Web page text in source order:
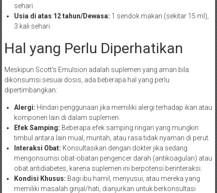
sehari.
Usia di atas 12 tahun/Dewasa: 1 sendok makan (sekitar 15 ml),
3 kali sehari.
Hal yang Perlu Diperhatikan
Meskipun Scott’s Emulsion adalah suplemen yang aman bila
dikonsumsi sesuai dosis, ada beberapa hal yang perlu
dipertimbangkan:
Alergi: Hindari penggunaan jika memiliki alergi terhadap ikan atau
komponen lain di dalam suplemen.
Efek Samping: Beberapa efek samping ringan yang mungkin
timbul antara lain mual, muntah, atau rasa tidak nyaman di perut.
Interaksi Obat: Konsultasikan dengan dokter jika sedang
mengonsumsi obat-obatan pengencer darah (antikoagulan) atau
obat antidiabetes, karena suplemen ini berpotensi berinteraksi.
Kondisi Khusus: Bagi ibu hamil, menyusui, atau mereka yang
memiliki masalah ginjal/hati, dianjurkan untuk berkonsultasi